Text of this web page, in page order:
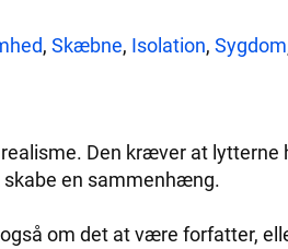
, Skæbne, Isolation, Sygdom
Den kræver at lytterne
en sammenhæng.
om det at være forfatter,